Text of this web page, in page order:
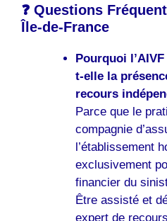
❓ Questions
Île-de-France
Pourquoi
t-elle la
recours
Parce que le
compagnie
l’établissement
exclusivement
financier du
Être assisté et
expert de